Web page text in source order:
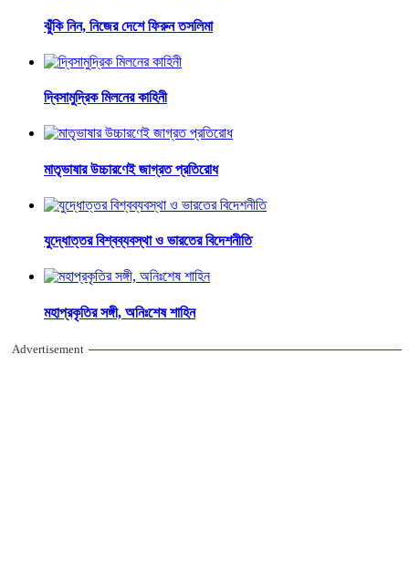
ঝুঁকি নিন, নিজের দেশে ফিরুন তসলিমা
দ্বিসামুদ্রিক মিলনের কাহিনী
মাতৃভাষার উচ্চারণেই জাগ্রত প্রতিরোধ
যুদ্ধোত্তর বিশ্বব্যবস্থা ও ভারতের বিদেশনীতি
মহাপ্রকৃতির সঙ্গী, অনিঃশেষ শাহিন
Advertisement